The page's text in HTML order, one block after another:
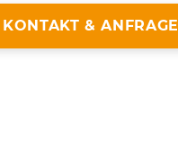
KONTAKT & ANFRAGE